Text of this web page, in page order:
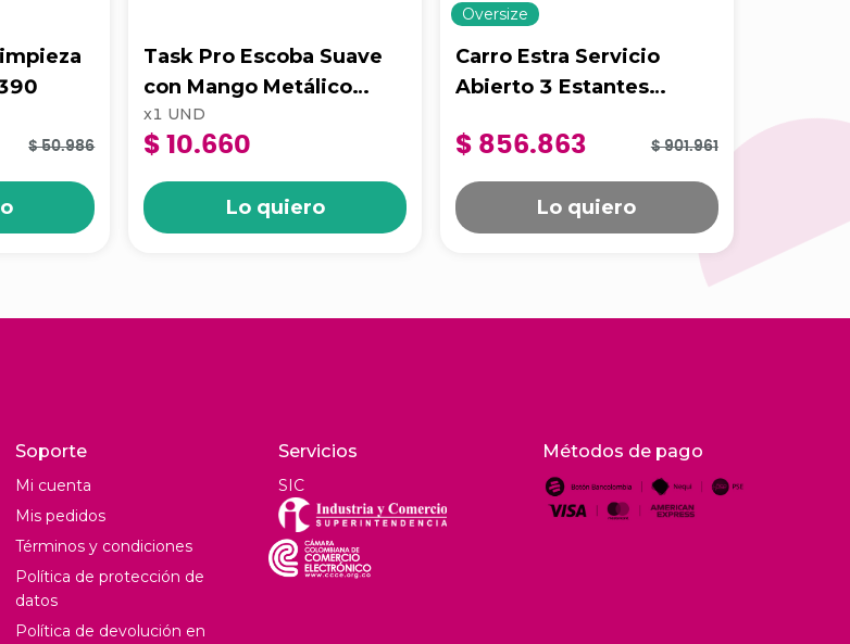
$ 50.986
Task Pro Escoba Suave
con Mango Metálico
Super Dalia
x1 UND
$ 10.660
Lo quiero
Oversize
Carro Estra Servicio
Abierto 3 Estantes
$ 856.863 $ 901.961
Lo quiero
Negro
Unidad
Soporte
Mi cuenta
Mis pedidos
Términos y condiciones
Política de protección de
datos
Política de devolución en
Servicios
SIC
Métodos de pago